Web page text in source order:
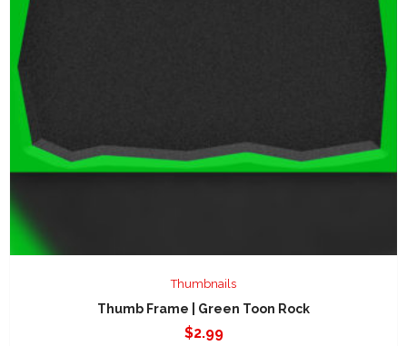
Thumbnails
Thumb Frame | Green Toon Rock
$2.99